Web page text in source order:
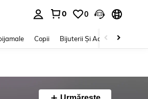
0 0
Copii Bijuterii Și Accesorii